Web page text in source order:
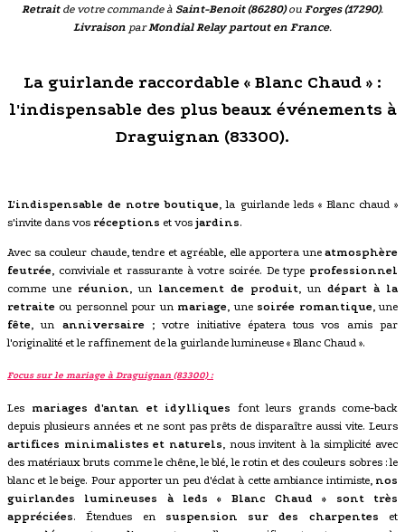
Retraitde votre commande à Saint-Benoit (86280)ou Forges (17290).
Livraison parMondial Relay partout en France.
La guirlande raccordable « Blanc Chaud » :
l'indispensable des plus beaux événements à
Draguignan (83300).
L'indispensable de notre boutique , la guirlande leds « Blanc chaud »
s'invite dans vos réceptions et vos jardins.
Avec sa couleur chaude, tendre et agréable, elle apportera une atmosphère
feutrée , conviviale et rassurante à votre soirée. De type professionnel
comme une réunion , un lancement de produit , un départ à la
retraite ou personnel pour un mariage , une soirée romantique, une
fête , un anniversaire; votre initiative épatera tous vos amis par
l'originalité et le raffinement de la guirlande lumineuse « Blanc Chaud ».
Focus sur le mariage à Draguignan (83300) :
Les mariages d'antan et idylliques font leurs grands come-back
depuis plusieurs années et ne sont pas prêts de disparaître aussi vite. Leurs
artifices minimalistes et naturels , nous invitent à la simplicité avec
des matériaux bruts comme le chêne, le blé, le rotin et des couleurs sobres : le
blanc et le beige. Pour apporter un peu d'éclat à cette ambiance intimiste, nos
guirlandes lumineuses à leds « Blanc Chaud » sont très
appréciées. Étendues en suspension sur des charpentes et